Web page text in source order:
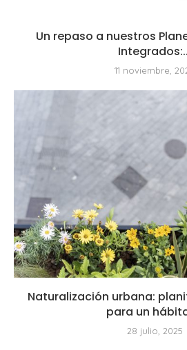
Un repaso a nuestros
11 noviembre,
Naturalización urbana:
para un
28 julio, 2025